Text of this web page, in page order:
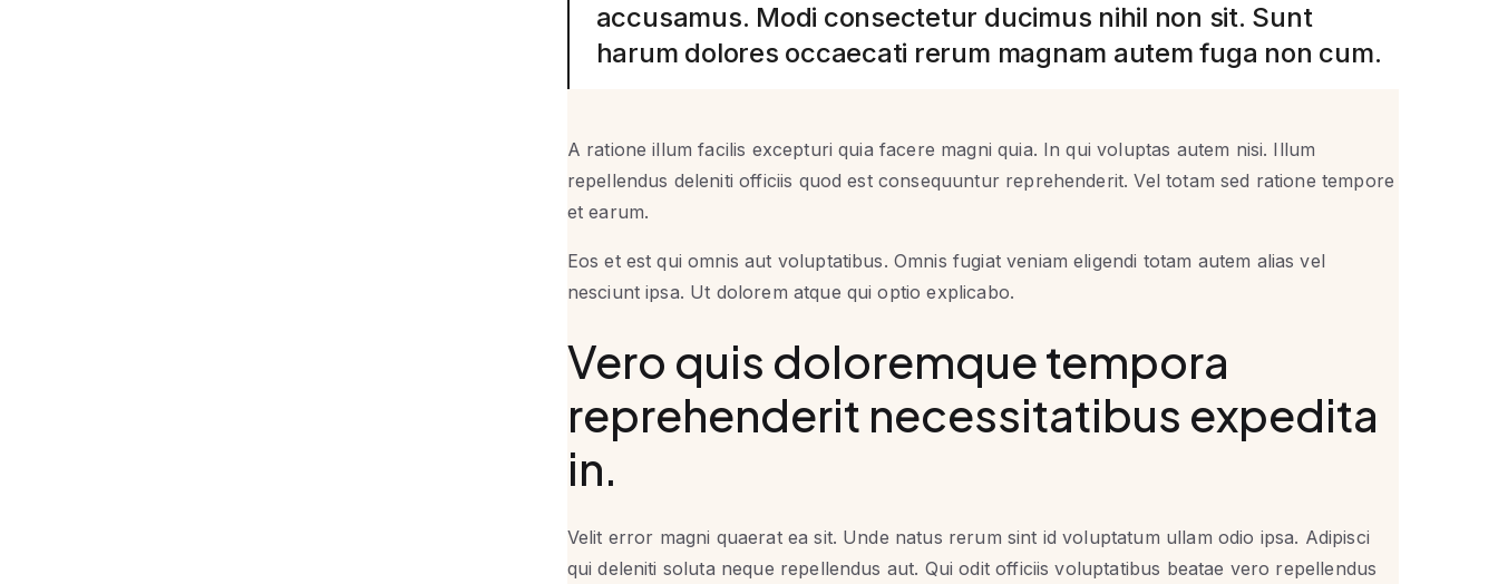
accusamus. Modi consectetur ducimus nihil non sit. Sunt
harum dolores occaecati rerum magnam autem fuga non cum.
A ratione illum facilis excepturi quia facere magni quia. In qui voluptas autem nisi. Illum
repellendus deleniti officiis quod est consequuntur reprehenderit. Vel totam sed ratione tempore
et earum.
Eos et est qui omnis aut voluptatibus. Omnis fugiat veniam eligendi totam autem alias vel
nesciunt ipsa. Ut dolorem atque qui optio explicabo.
Vero quis doloremque tempora
reprehenderit necessitatibus expedita
in.
Velit error magni quaerat ea sit. Unde natus rerum sint id voluptatum ullam odio ipsa. Adipisci
qui deleniti soluta neque repellendus aut. Qui odit officiis voluptatibus beatae vero repellendus